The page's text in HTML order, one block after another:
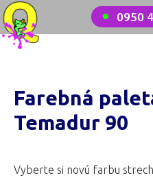
0950
Farebná
Temadur 90
Vyberte si novú farbu